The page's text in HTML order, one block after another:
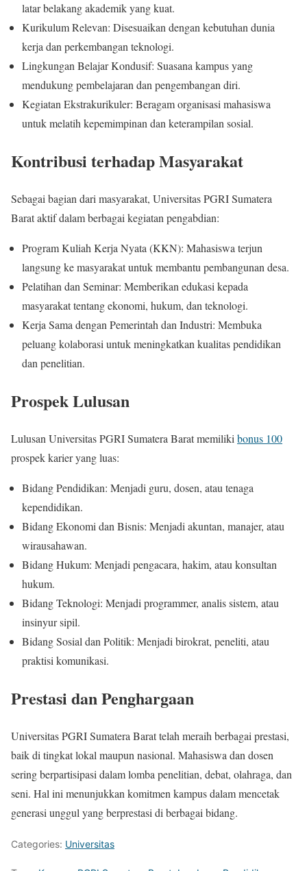
latar belakang akademik yang kuat.
Kurikulum Relevan: Disesuaikan dengan kebutuhan dunia
kerja dan perkembangan teknologi.
Lingkungan Belajar Kondusif: Suasana kampus yang
mendukung pembelajaran dan pengembangan diri.
Kegiatan Ekstrakurikuler: Beragam organisasi mahasiswa
untuk melatih kepemimpinan dan keterampilan sosial.
Kontribusi terhadap Masyarakat
Sebagai bagian dari masyarakat, Universitas PGRI Sumatera
Barat aktif dalam berbagai kegiatan pengabdian:
Program Kuliah Kerja Nyata (KKN): Mahasiswa terjun
langsung ke masyarakat untuk membantu pembangunan desa.
Pelatihan dan Seminar: Memberikan edukasi kepada
masyarakat tentang ekonomi, hukum, dan teknologi.
Kerja Sama dengan Pemerintah dan Industri: Membuka
peluang kolaborasi untuk meningkatkan kualitas pendidikan
dan penelitian.
Prospek Lulusan
Lulusan Universitas PGRI Sumatera Barat memiliki bonus 100
prospek karier yang luas:
Bidang Pendidikan: Menjadi guru, dosen, atau tenaga
kependidikan.
Bidang Ekonomi dan Bisnis: Menjadi akuntan, manajer, atau
wirausahawan.
Bidang Hukum: Menjadi pengacara, hakim, atau konsultan
hukum.
Bidang Teknologi: Menjadi programmer, analis sistem, atau
insinyur sipil.
Bidang Sosial dan Politik: Menjadi birokrat, peneliti, atau
praktisi komunikasi.
Prestasi dan Penghargaan
Universitas PGRI Sumatera Barat telah meraih berbagai prestasi,
baik di tingkat lokal maupun nasional. Mahasiswa dan dosen
sering berpartisipasi dalam lomba penelitian, debat, olahraga, dan
seni. Hal ini menunjukkan komitmen kampus dalam mencetak
generasi unggul yang berprestasi di berbagai bidang.
Categories: Universitas